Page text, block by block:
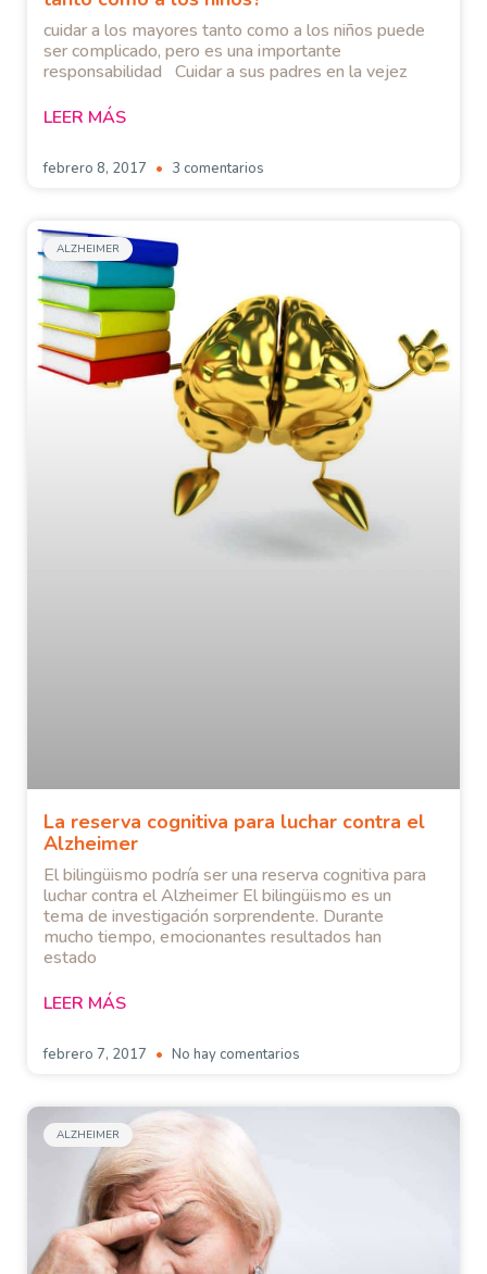
cuidar a los mayores tanto como a los niños puede
ser complicado, pero es una importante
responsabilidad Cuidar a sus padres en la vejez
LEER MÁS
febrero 8, 2017 3 comentarios
ALZHEIMER
La reserva cognitiva para luchar contra el
Alzheimer
El bilingüismo podría ser una reserva cognitiva para
luchar contra el Alzheimer El bilingüismo es un
tema de investigación sorprendente. Durante
mucho tiempo, emocionantes resultados han
estado
LEER MÁS
febrero 7, 2017 No hay comentarios
ALZHEIMER